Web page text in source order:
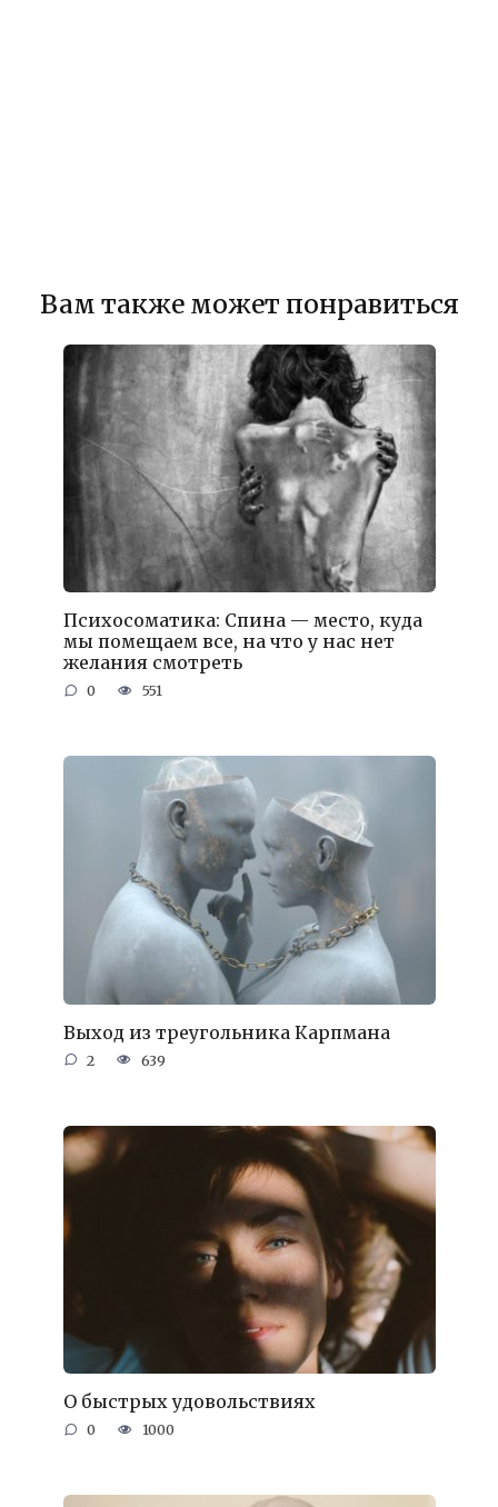
Вам также может понравиться
Психосоматика: Спина — место, куда
мы помещаем все, на что у нас нет
желания смотреть
0 551
Выход из треугольника Карпмана
2 639
О быстрых удовольствиях
0 1000